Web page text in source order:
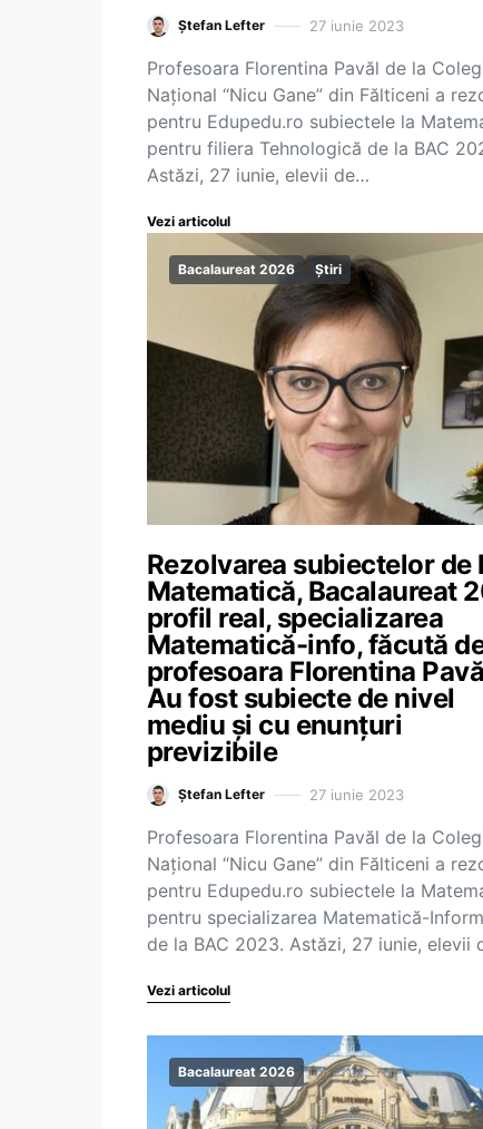
Ștefan Lefter 27 iunie 2023
Profesoara Florentina Pavăl de la
Național “Nicu Gane” din Fălticeni a
pentru Edupedu.ro subiectele la
pentru filiera Tehnologică de la BAC
Astăzi, 27 iunie, elevii de…
Vezi articolul
Bacalaureat 2026 Știri
Rezolvarea subiectelor de
Matematică, Bacalaureat
profil real, specializarea
Matematică-info, făcută
profesoara Florentina
Au fost subiecte de nivel
mediu și cu enunțuri
previzibile
Ștefan Lefter 27 iunie 2023
Profesoara Florentina Pavăl de la
Național “Nicu Gane” din Fălticeni a
pentru Edupedu.ro subiectele la
pentru specializarea Matematică-
de la BAC 2023. Astăzi, 27 iunie, elevii
Vezi articolul
Bacalaureat 2026